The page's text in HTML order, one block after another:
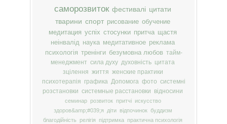
саморозвиток фестивалі цитати
тварини спорт рисование обучение
медитация успіх стосунки притча щастя
неінвалід наука медитативное реклама
психологія тренінги безумовна любов тайм-
менеджмент сила духу духовність цитата
зцілення життя женские практики
психотерапія графика Допомога фото системні
розстановки системные расстановки відносини
семинар розвиток притчі
искусство
здоров&amp;#039;я
діти відпочинок буддизм
благодійність
релігія підтримка
практична психологія